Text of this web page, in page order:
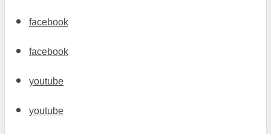
facebook
facebook
youtube
youtube